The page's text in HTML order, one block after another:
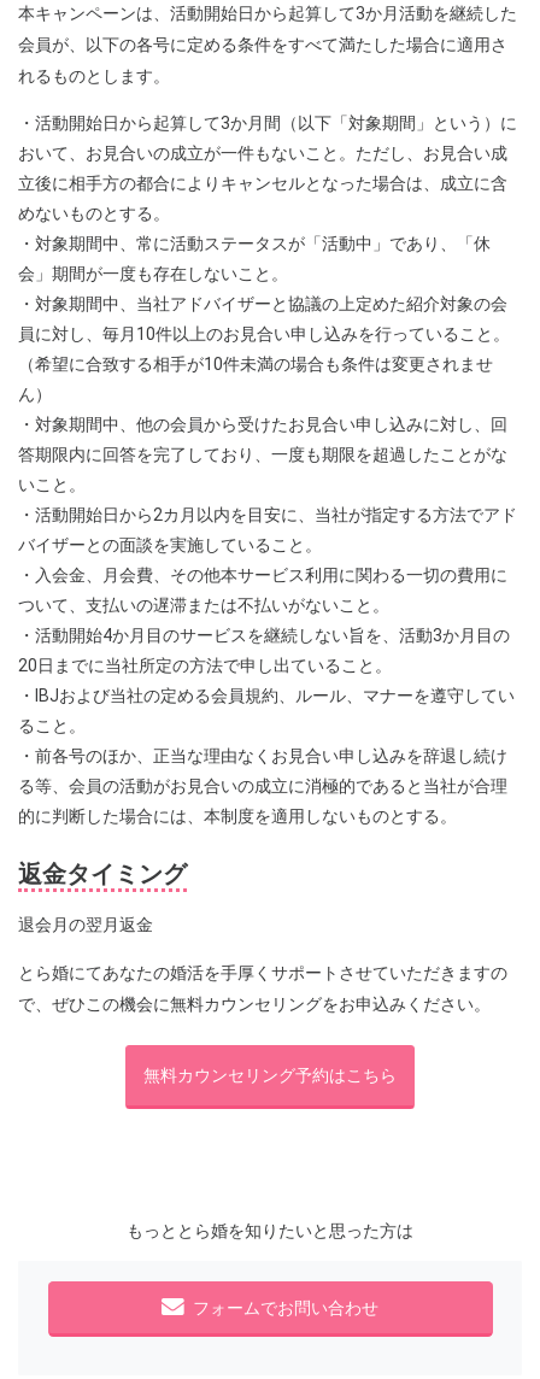
本キャンペーンは、活動開始日から起算して3か月活動を継続した
会員が、以下の各号に定める条件をすべて満たした場合に適用さ
れるものとします。
・活動開始日から起算して3か月間（以下「対象期間」という）に
おいて、お見合いの成立が一件もないこと。ただし、お見合い成
立後に相手方の都合によりキャンセルとなった場合は、成立に含
めないものとする。
・対象期間中、常に活動ステータスが「活動中」であり、「休
会」期間が一度も存在しないこと。
・対象期間中、当社アドバイザーと協議の上定めた紹介対象の会
員に対し、毎月10件以上のお見合い申し込みを行っていること。
（希望に合致する相手が10件未満の場合も条件は変更されませ
ん）
・対象期間中、他の会員から受けたお見合い申し込みに対し、回
答期限内に回答を完了しており、一度も期限を超過したことがな
いこと。
・活動開始日から2カ月以内を目安に、当社が指定する方法でアド
バイザーとの面談を実施していること。
・入会金、月会費、その他本サービス利用に関わる一切の費用に
ついて、支払いの遅滞または不払いがないこと。
・活動開始4か月目のサービスを継続しない旨を、活動3か月目の
20日までに当社所定の方法で申し出ていること。
・IBJおよび当社の定める会員規約、ルール、マナーを遵守してい
ること。
・前各号のほか、正当な理由なくお見合い申し込みを辞退し続け
る等、会員の活動がお見合いの成立に消極的であると当社が合理
的に判断した場合には、本制度を適用しないものとする。
返金タイミング
退会月の翌月返金
とら婚にてあなたの婚活を手厚くサポートさせていただきますの
で、ぜひこの機会に無料カウンセリングをお申込みください。
無料カウンセリング予約はこちら
もっととら婚を知りたいと思った方は
フォームでお問い合わせ